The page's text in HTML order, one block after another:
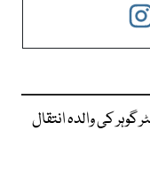
گوہر کی والدہ انتقال